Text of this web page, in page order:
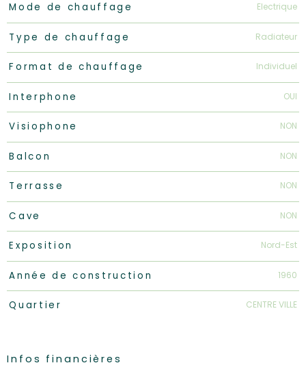
Mode de chauffage Electrique
Type de chauffage Radiateur
Format de chauffage Individuel
Interphone OUI
Visiophone NON
Balcon NON
Terrasse NON
Cave NON
Exposition Nord-Est
Année de construction 1960
Quartier CENTRE VILLE
Infos financières